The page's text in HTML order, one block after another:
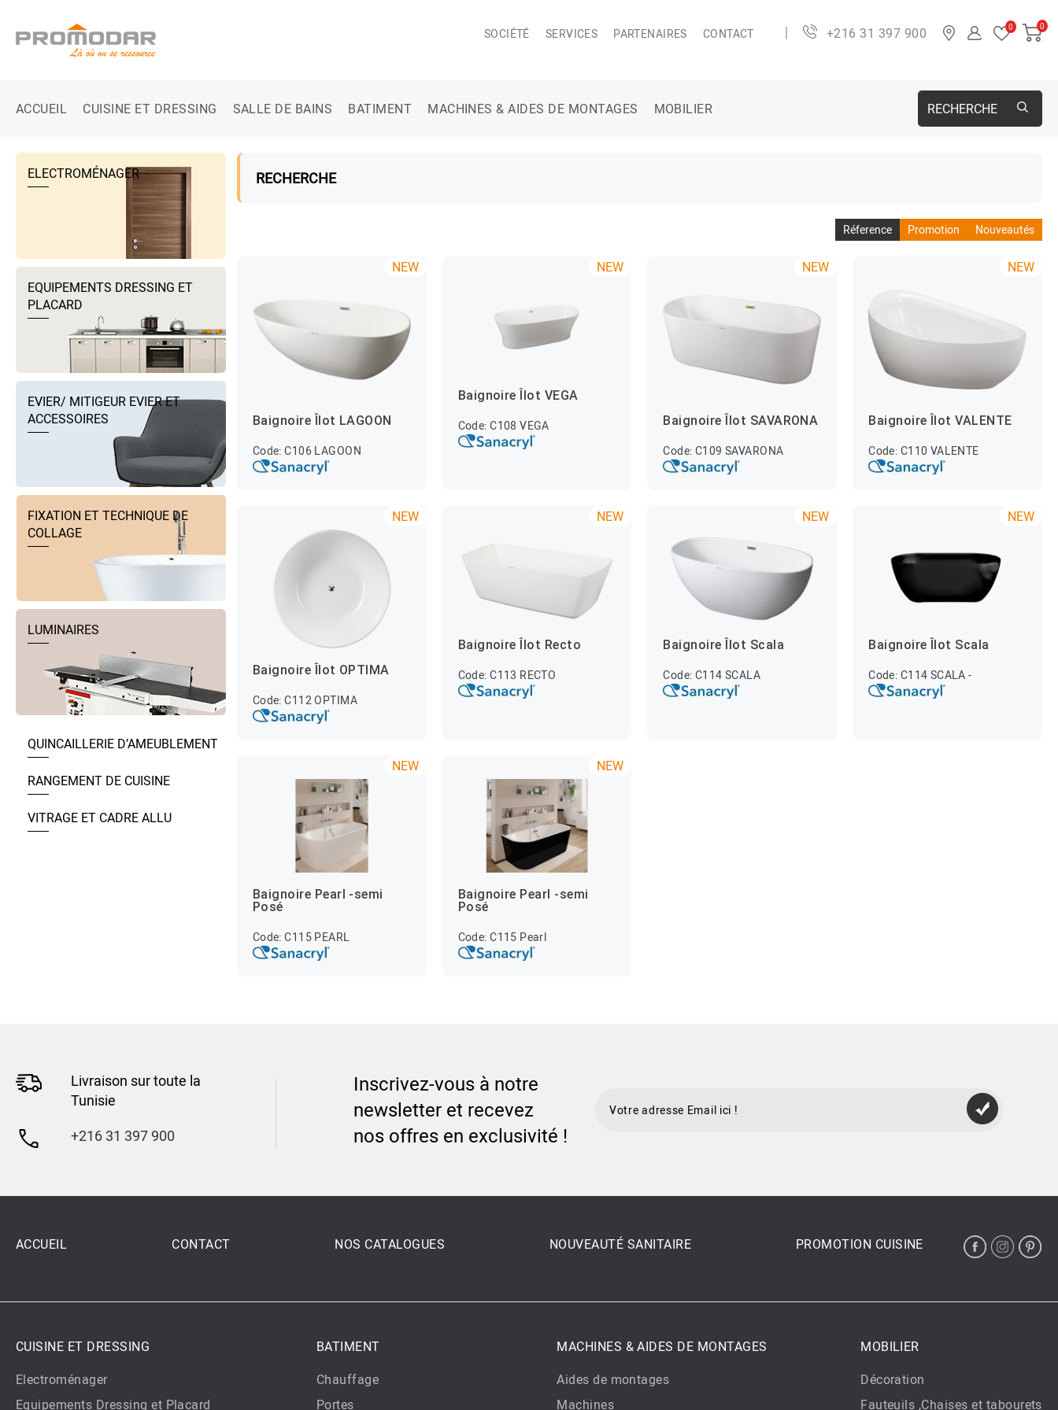
SOCIÉTÉ SERVICES PARTENAIRES CONTACT +216 31 397 900 0 0
ACCUEIL CUISINE ET DRESSING SALLE DE BAINS BATIMENT MACHINES & AIDES DE MONTAGES MOBILIER RECHERCHE
ELECTROMÉNAGER
EQUIPEMENTS DRESSING ET
PLACARD
EVIER/ MITIGEUR EVIER ET
ACCESSOIRES
FIXATION ET TECHNIQUE DE
COLLAGE
LUMINAIRES
QUINCAILLERIE D’AMEUBLEMENT
RANGEMENT DE CUISINE
VITRAGE ET CADRE ALLU
RECHERCHE
Réference Promotion Nouveautés
NEW
Baignoire Îlot LAGOON
Code: C106 LAGOON
NEW
Baignoire Îlot VEGA
Code: C108 VEGA
NEW
Baignoire Îlot SAVARONA
Code: C109 SAVARONA
NEW
Baignoire Îlot VALENTE
Code: C110 VALENTE
NEW
Baignoire Îlot OPTIMA
Code: C112 OPTIMA
NEW
Baignoire Îlot Recto
Code: C113 RECTO
NEW
Baignoire Îlot Scala
Code: C114 SCALA
NEW
Baignoire Îlot Scala
Code: C114 SCALA -
NEW
Baignoire Pearl -semi
Posé
Code: C115 PEARL
NEW
Baignoire Pearl -semi
Posé
Code: C115 Pearl
Livraison sur toute la
Tunisie
+216 31 397 900
Inscrivez-vous à notre
newsletter et recevez
nos offres en exclusivité !
ACCUEIL CONTACT NOS CATALOGUES NOUVEAUTÉ SANITAIRE PROMOTION CUISINE
CUISINE ET DRESSING
Electroménager
Equipements Dressing et Placard
BATIMENT
Chauffage
Portes
MACHINES & AIDES DE MONTAGES
Aides de montages
Machines
MOBILIER
Décoration
Fauteuils ,Chaises et tabourets